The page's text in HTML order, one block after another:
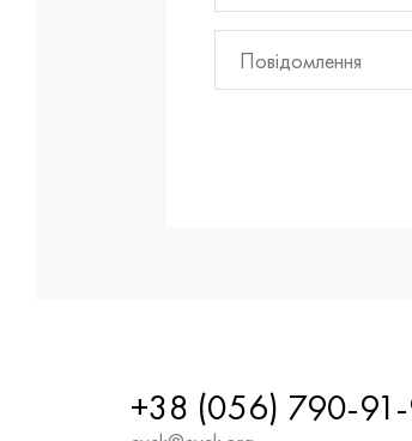
+38 (056) 790-